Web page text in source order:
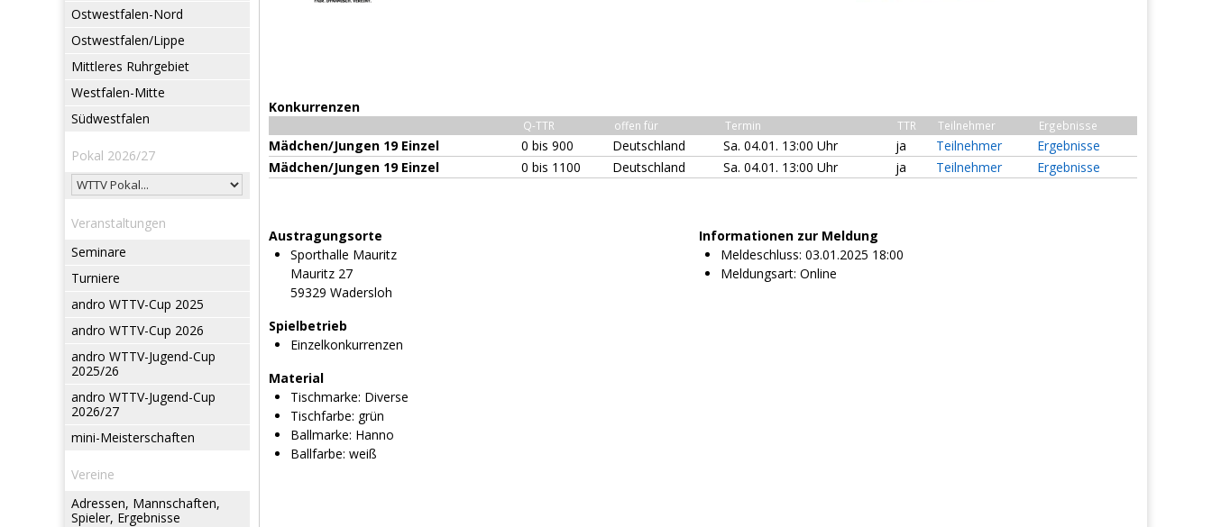
Ostwestfalen-Nord
Ostwestfalen/Lippe
Mittleres Ruhrgebiet
Westfalen-Mitte
Südwestfalen
Pokal 2026/27
Veranstaltungen
Seminare
Turniere
andro WTTV-Cup 2025
andro WTTV-Cup 2026
andro WTTV-Jugend-Cup
2025/26
andro WTTV-Jugend-Cup
2026/27
mini-Meisterschaften
Vereine
Adressen, Mannschaften,
Spieler, Ergebnisse
Konkurrenzen
Q-TTR offen für Termin TTR Teilnehmer Ergebnisse
Mädchen/Jungen 19 Einzel 0 bis 900 Deutschland Sa. 04.01. 13:00 Uhr ja Teilnehmer
Ergebnisse
Mädchen/Jungen 19 Einzel
0 bis 1100 Deutschland Sa. 04.01. 13:00 Uhr ja Teilnehmer Ergebnisse
Austragungsorte
Sporthalle Mauritz
Mauritz 27
59329 Wadersloh
Spielbetrieb
Einzelkonkurrenzen
Material
Tischmarke: Diverse
Tischfarbe: grün
Ballmarke: Hanno
Ballfarbe: weiß
Informationen zur Meldung
Meldeschluss: 03.01.2025 18:00
Meldungsart: Online